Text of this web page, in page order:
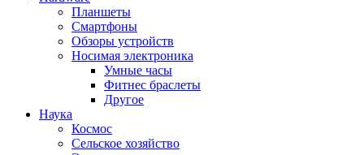
Планшеты
Смартфоны
Обзоры устройств
Носимая электроника
Умные часы
Фитнес браслеты
Другое
Наука
Космос
Сельское хозяйство